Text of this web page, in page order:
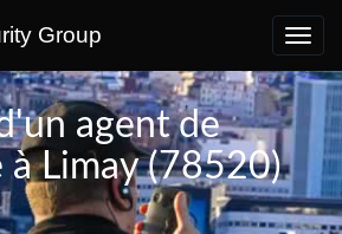
Group
agent de
à Limay (78520)